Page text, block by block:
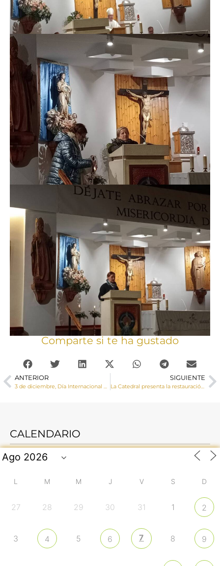
Comparte si te ha gustado
ANTERIOR SIGUIENTE
La Catedral presenta la restauración del Retablo de los Apóstoles, joya del siglo XVI (galería de imágenes)
CALENDARIO
L M M J V S D
27 28 29 30 31 1 2
3 4 5 6 7 8 9